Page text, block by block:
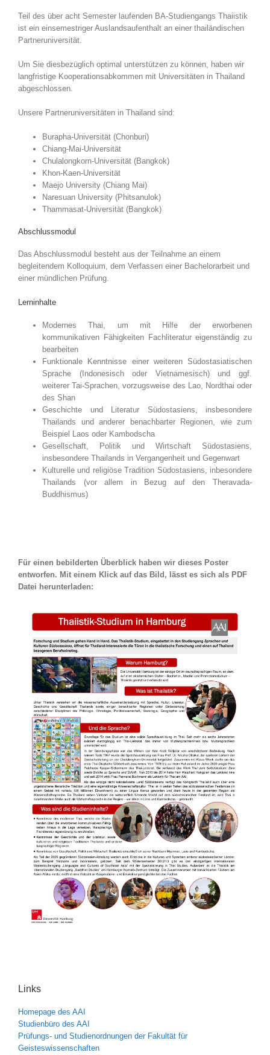
Teil des über acht Semester laufenden BA-Studiengangs Thaiistik
ist ein einsemestriger Auslandsaufenthalt an einer thailändischen
Partneruniversität.
Um Sie diesbezüglich optimal unterstützen zu können, haben wir
langfristige Kooperationsabkommen mit Universitäten in Thailand
abgeschlossen.
Unsere Partneruniversitäten in Thailand sind:
Burapha-Universität (Chonburi)
Chiang-Mai-Universität
Chulalongkorn-Universität (Bangkok)
Khon-Kaen-Universität
Maejo University (Chiang Mai)
Naresuan University (Phitsanulok)
Thammasat-Universität (Bangkok)
Abschlussmodul
Das Abschlussmodul besteht aus der Teilnahme an einem
begleitendem Kolloquium, dem Verfassen einer Bachelorarbeit und
einer mündlichen Prüfung.
Lerninhalte
Modernes Thai, um mit Hilfe der erworbenen
kommunikativen Fähigkeiten Fachliteratur eigenständig zu
bearbeiten
Funktionale Kenntnisse einer weiteren Südostasiatischen
Sprache (Indonesisch oder Vietnamesisch) und ggf.
weiterer Tai-Sprachen, vorzugsweise des Lao, Nordthai oder
des Shan
Geschichte und Literatur Südostasiens, insbesondere
Thailands und anderer benachbarter Regionen, wie zum
Beispiel Laos oder Kambodscha
Gesellschaft, Politik und Wirtschaft Südostasiens,
insbesondere Thailands in Vergangenheit und Gegenwart
Kulturelle und religiöse Tradition Südostasiens, inbesondere
Thailands (vor allem in Bezug auf den Theravada-
Buddhismus)
Für einen bebilderten Überblick haben wir dieses Poster
entworfen. Mit einem Klick auf das Bild, lässt es sich als PDF
Datei herunterladen:
Links
Homepage des AAI
Studienbüro des AAI
Prüfungs- und Studienordnungen der Fakultät für
Geisteswissenschaften